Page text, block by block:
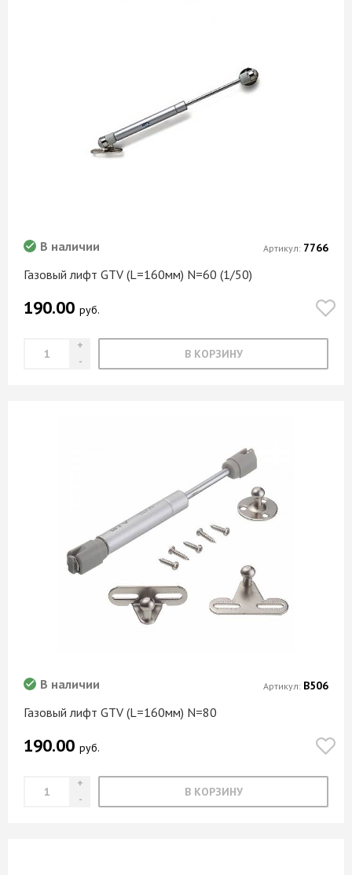
Газовый лифт GTV (L=160мм) N=60 (1/50)
В наличии
190.00 руб.
В КОРЗИНУ
Артикул: 7766
Газовый лифт GTV (L=160мм) N=80
В наличии
190.00 руб.
В КОРЗИНУ
Артикул: В506